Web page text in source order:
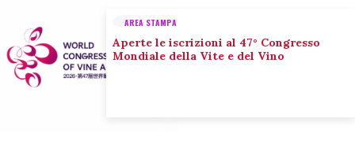
AREA STAMPA
Aperte le iscrizioni al 47° Congresso
Mondiale della Vite e del Vino